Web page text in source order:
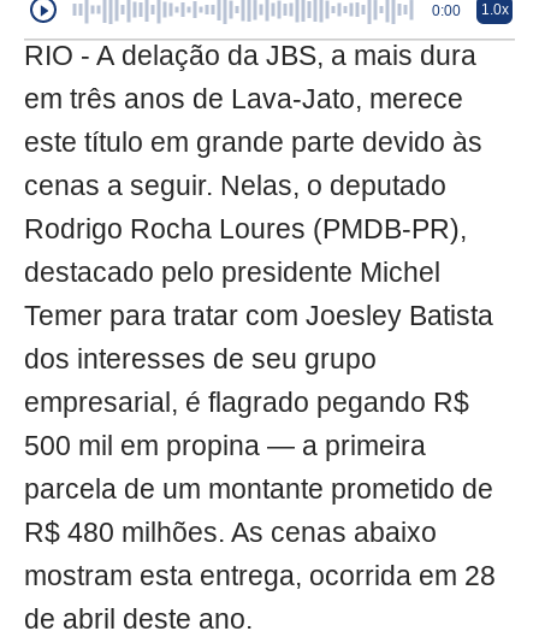
0:00 1.0x
RIO - A delação da JBS, a mais dura
em três anos de Lava-Jato, merece
este título em grande parte devido às
cenas a seguir. Nelas, o deputado
Rodrigo Rocha Loures (PMDB-PR),
destacado pelo presidente Michel
Temer para tratar com Joesley Batista
dos interesses de seu grupo
empresarial, é flagrado pegando R$
500 mil em propina — a primeira
parcela de um montante prometido de
R$ 480 milhões. As cenas abaixo
mostram esta entrega, ocorrida em 28
de abril deste ano.